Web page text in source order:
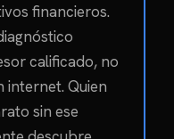
financieros.
calificado, no
internet. Quien
sin ese